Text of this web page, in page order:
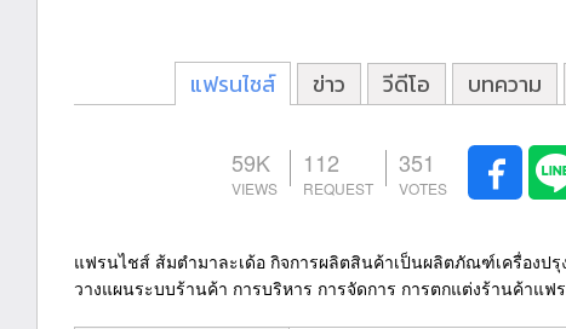
แฟรนไชส์ ข่าว วีดีโอ บทความ
59K 112 351
แฟรนไชส์ ส้มตำมาละเด้อ กิจการผลิตสินค้าเป็นผลิตภัณฑ์เครื่องปรุ
วางแผนระบบร้านค้า การบริหาร การจัดการ การตกแต่งร้านค้าแฟ